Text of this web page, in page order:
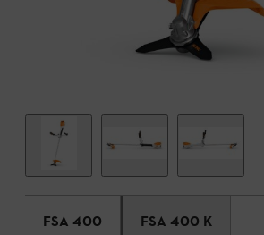
FSA 400 FSA 400 K